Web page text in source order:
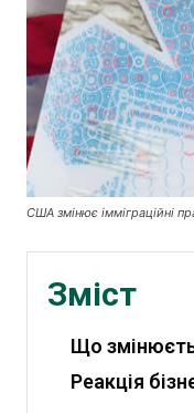
США змінює імміграційні
Зміст
Що
Реакція